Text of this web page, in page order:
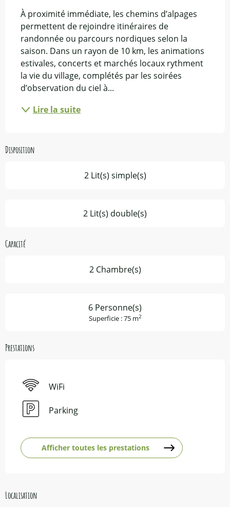
À proximité immédiate, les chemins d’alpages
permettent de rejoindre itinéraires de
randonnée ou parcours nordiques selon la
saison. Dans un rayon de 10 km, les animations
estivales, concerts et marchés locaux rythment
la vie du village, complétés par les soirées
d’observation du ciel à...
Lire la suite
Disposition
2 Lit(s) simple(s)
2 Lit(s) double(s)
Capacité
2 Chambre(s)
6 Personne(s)
Superficie : 75 m2
Prestations
WiFi
Parking
Afficher toutes les prestations
Localisation